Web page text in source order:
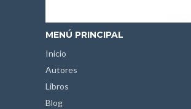
MENÚ PRINCIPAL
Inicio
Autores
Libros
Blog